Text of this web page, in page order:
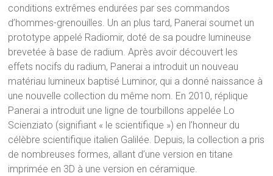
conditions extrêmes endurées par ses commandos
d’hommes-grenouilles. Un an plus tard, Panerai soumet un
prototype appelé Radiomir, doté de sa poudre lumineuse
brevetée à base de radium. Après avoir découvert les
effets nocifs du radium, Panerai a introduit un nouveau
matériau lumineux baptisé Luminor, qui a donné naissance à
une nouvelle collection du même nom. En 2010, réplique
Panerai a introduit une ligne de tourbillons appelée Lo
Scienziato (signifiant « le scientifique ») en l’honneur du
célèbre scientifique italien Galilée. Depuis, la collection a pris
de nombreuses formes, allant d’une version en titane
imprimée en 3D à une version en céramique.